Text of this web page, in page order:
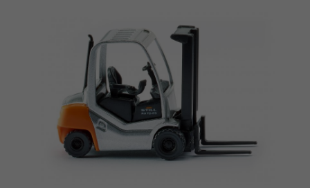
Datenübertragungen unterbunden.